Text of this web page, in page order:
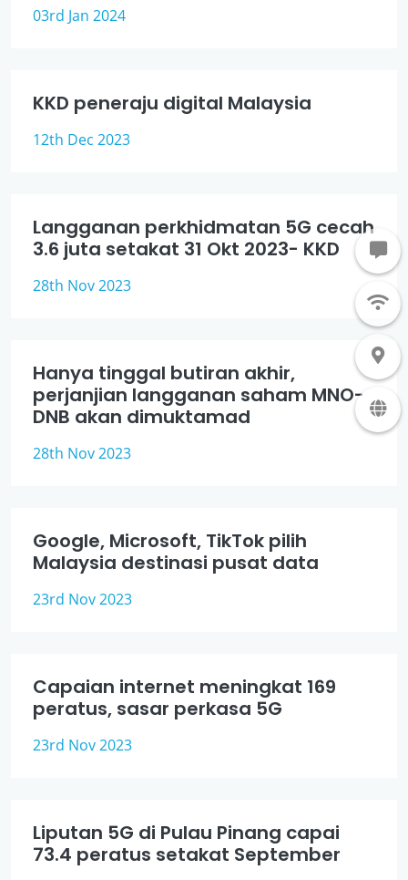
03rd Jan 2024
KKD peneraju digital Malaysia
12th Dec 2023
Langganan perkhidmatan 5G cecah
3.6 juta setakat 31 Okt 2023- KKD
28th Nov 2023
Hanya tinggal butiran akhir,
perjanjian langganan saham MNO-
DNB akan dimuktamad
28th Nov 2023
Google, Microsoft, TikTok pilih
Malaysia destinasi pusat data
23rd Nov 2023
Capaian internet meningkat 169
peratus, sasar perkasa 5G
23rd Nov 2023
Liputan 5G di Pulau Pinang capai
73.4 peratus setakat September